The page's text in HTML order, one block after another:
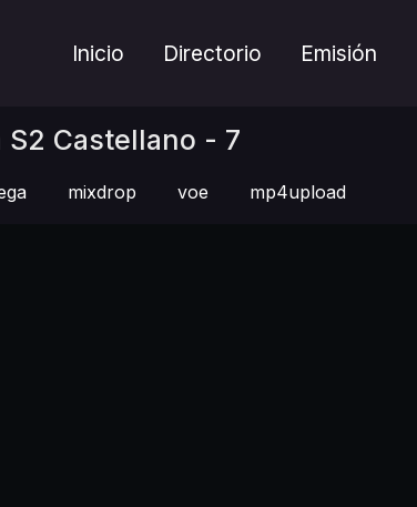
Inicio Directorio Emisión
S2 Castellano - 7
mixdrop voe mp4upload